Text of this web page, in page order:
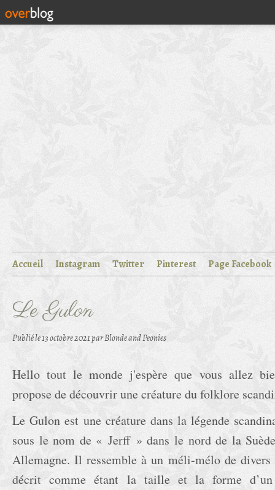
Accueil Instagram Twitter Pinterest Page Facebook
Le Gulon
Publié le13 octobre 2021par Blonde and Peonies
Hello tout le monde j'espère que vous allez
propose de découvrir une créature du folklore
Le Gulon est une créature dans la légende
sous le nom de « Jerff » dans le nord de la
Allemagne. Il ressemble à un méli-mélo de divers
décrit comme étant la taille et la forme d’un